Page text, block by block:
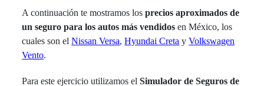
A continuación te mostramos losprecios aproximados de
un seguro para los autos más vendidos en México, los
cuales son el Nissan Versa,Hyundai Creta yVolkswagen
Vento.
Para este ejercicio utilizamos elSimulador de Seguros de